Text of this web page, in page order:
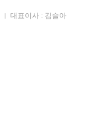
대표이사 : 김슬아